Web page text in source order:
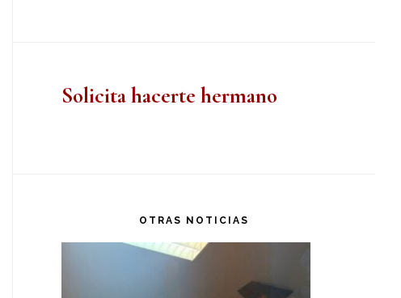
Solicita hacerte hermano
OTRAS NOTICIAS